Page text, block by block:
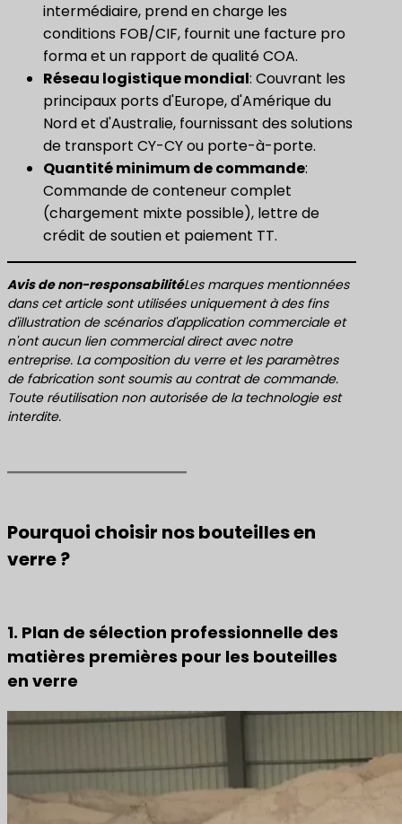
intermédiaire, prend en charge les
conditions FOB/CIF, fournit une facture pro
forma et un rapport de qualité COA.
​Réseau logistique mondial​: Couvrant les
principaux ports d'Europe, d'Amérique du
Nord et d'Australie, fournissant des solutions
de transport CY-CY ou porte-à-porte.
Quantité minimum de commande:
Commande de conteneur complet
(chargement mixte possible), lettre de
crédit de soutien et paiement TT.
Avis de non-responsabilitéLes marques mentionnées
dans cet article sont utilisées uniquement à des fins
d'illustration de scénarios d'application commerciale et
n'ont aucun lien commercial direct avec notre
entreprise. La composition du verre et les paramètres
de fabrication sont soumis au contrat de commande.
Toute réutilisation non autorisée de la technologie est
interdite.
Pourquoi choisir nos bouteilles en
verre ?
1. Plan de sélection professionnelle des
matières premières pour les bouteilles
en verre